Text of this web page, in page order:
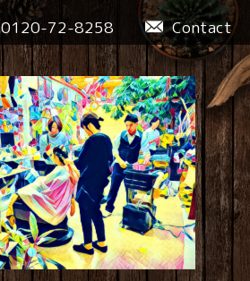
Contact
0120-72-8258